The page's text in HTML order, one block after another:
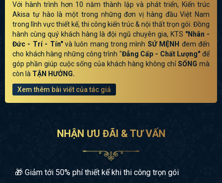
Với hành trình hơn 10 năm thành lập và phát triển, Kiến trúc
Akisa tự hào là một trong những đơn vị hàng đầu Việt Nam
trong lĩnh vực thiết kế, thi công kiến trúc & nội thất trọn gói. Đồng
hành cùng quý khách hàng là đội ngũ chuyên gia, KTS "Nhân -
Đức - Trí - Tín"và luôn mang trong mình SỨ MỆNH đem đến
cho khách hàng những công trình "Đẳng Cấp - Chất Lượng" để
góp phần giúp cuộc sống của khách hàng không chỉSỐNG mà
còn là TẬN HƯỞNG.
Xem thêm bài viết của tác giả
NHẬN ƯU ĐÃI & TƯ VẤN
🎁 Giảm tới 50% phí thiết kế khi thi công trọn gói